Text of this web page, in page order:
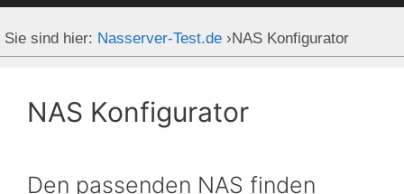
Sie sind hier: Nasserver-Test.de ›NAS Konfigurator
NAS Konfigurator
Den passenden NAS finden